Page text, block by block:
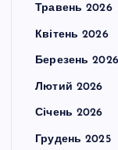
Травень 2026
Квітень 2026
Березень 2026
Лютий 2026
Січень 2026
Грудень 2025